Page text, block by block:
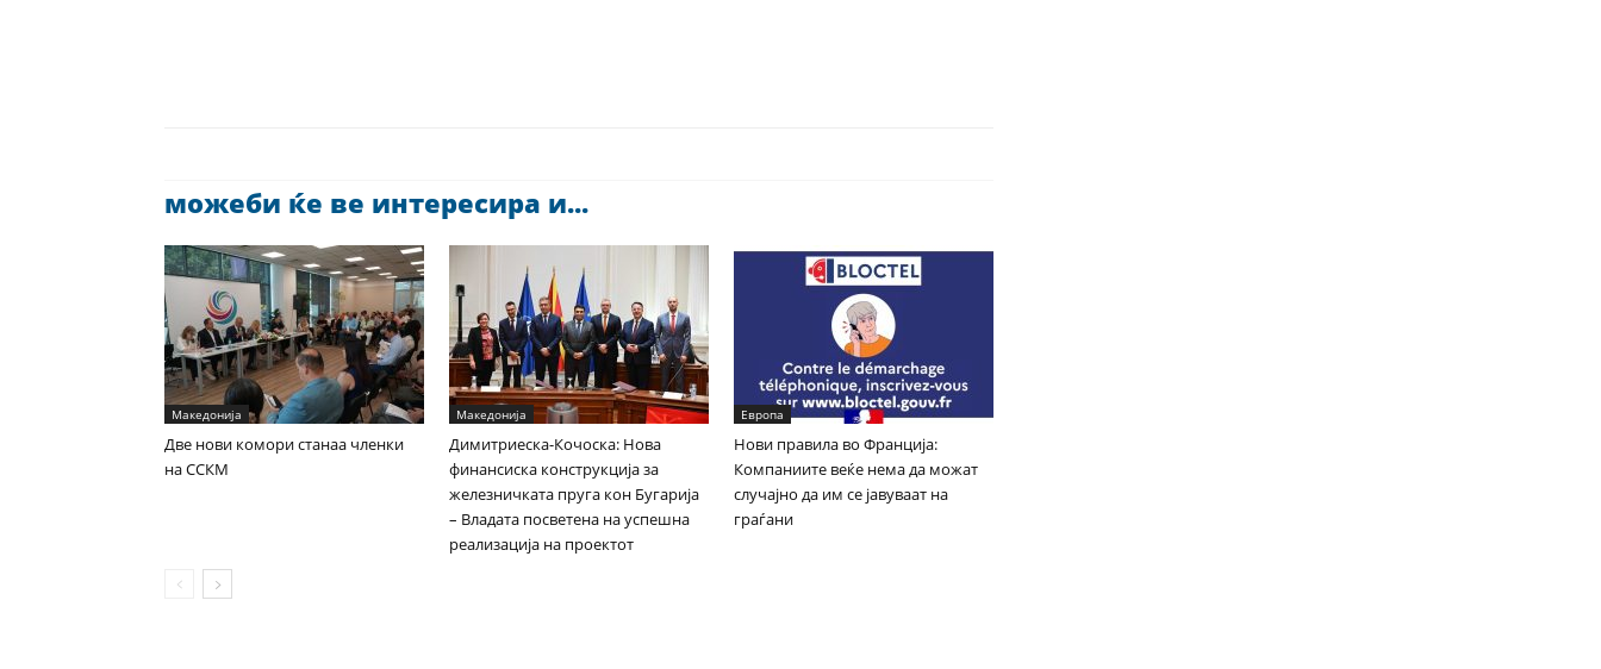
можеби ќе ве интересира и...
Македонија
Две нови комори станаа членки
на ССКМ
Македонија
Димитриеска-Кочоска: Нова
финансиска конструкција за
железничката пруга кон Бугарија
– Владата посветена на успешна
реализација на проектот
Европа
Нови правила во Франција:
Компаниите веќе нема да можат
случајно да им се јавуваат на
граѓани